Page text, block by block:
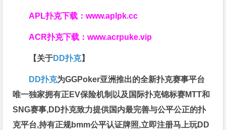
APL扑克下载：www.aplpk.cc
ACR扑克下载：www.acrpuke.vip
【关于DD扑克】
DD扑克为GGPoker亚洲推出的全新扑克赛事平台
唯一独家拥有正EV保险机制以及国际扑克锦标赛MTT和
SNG赛事,DD扑克致力提供国内最完善与公平公正的扑
克平台,持有正规bmm公平认证牌照,立即注册马上玩DD